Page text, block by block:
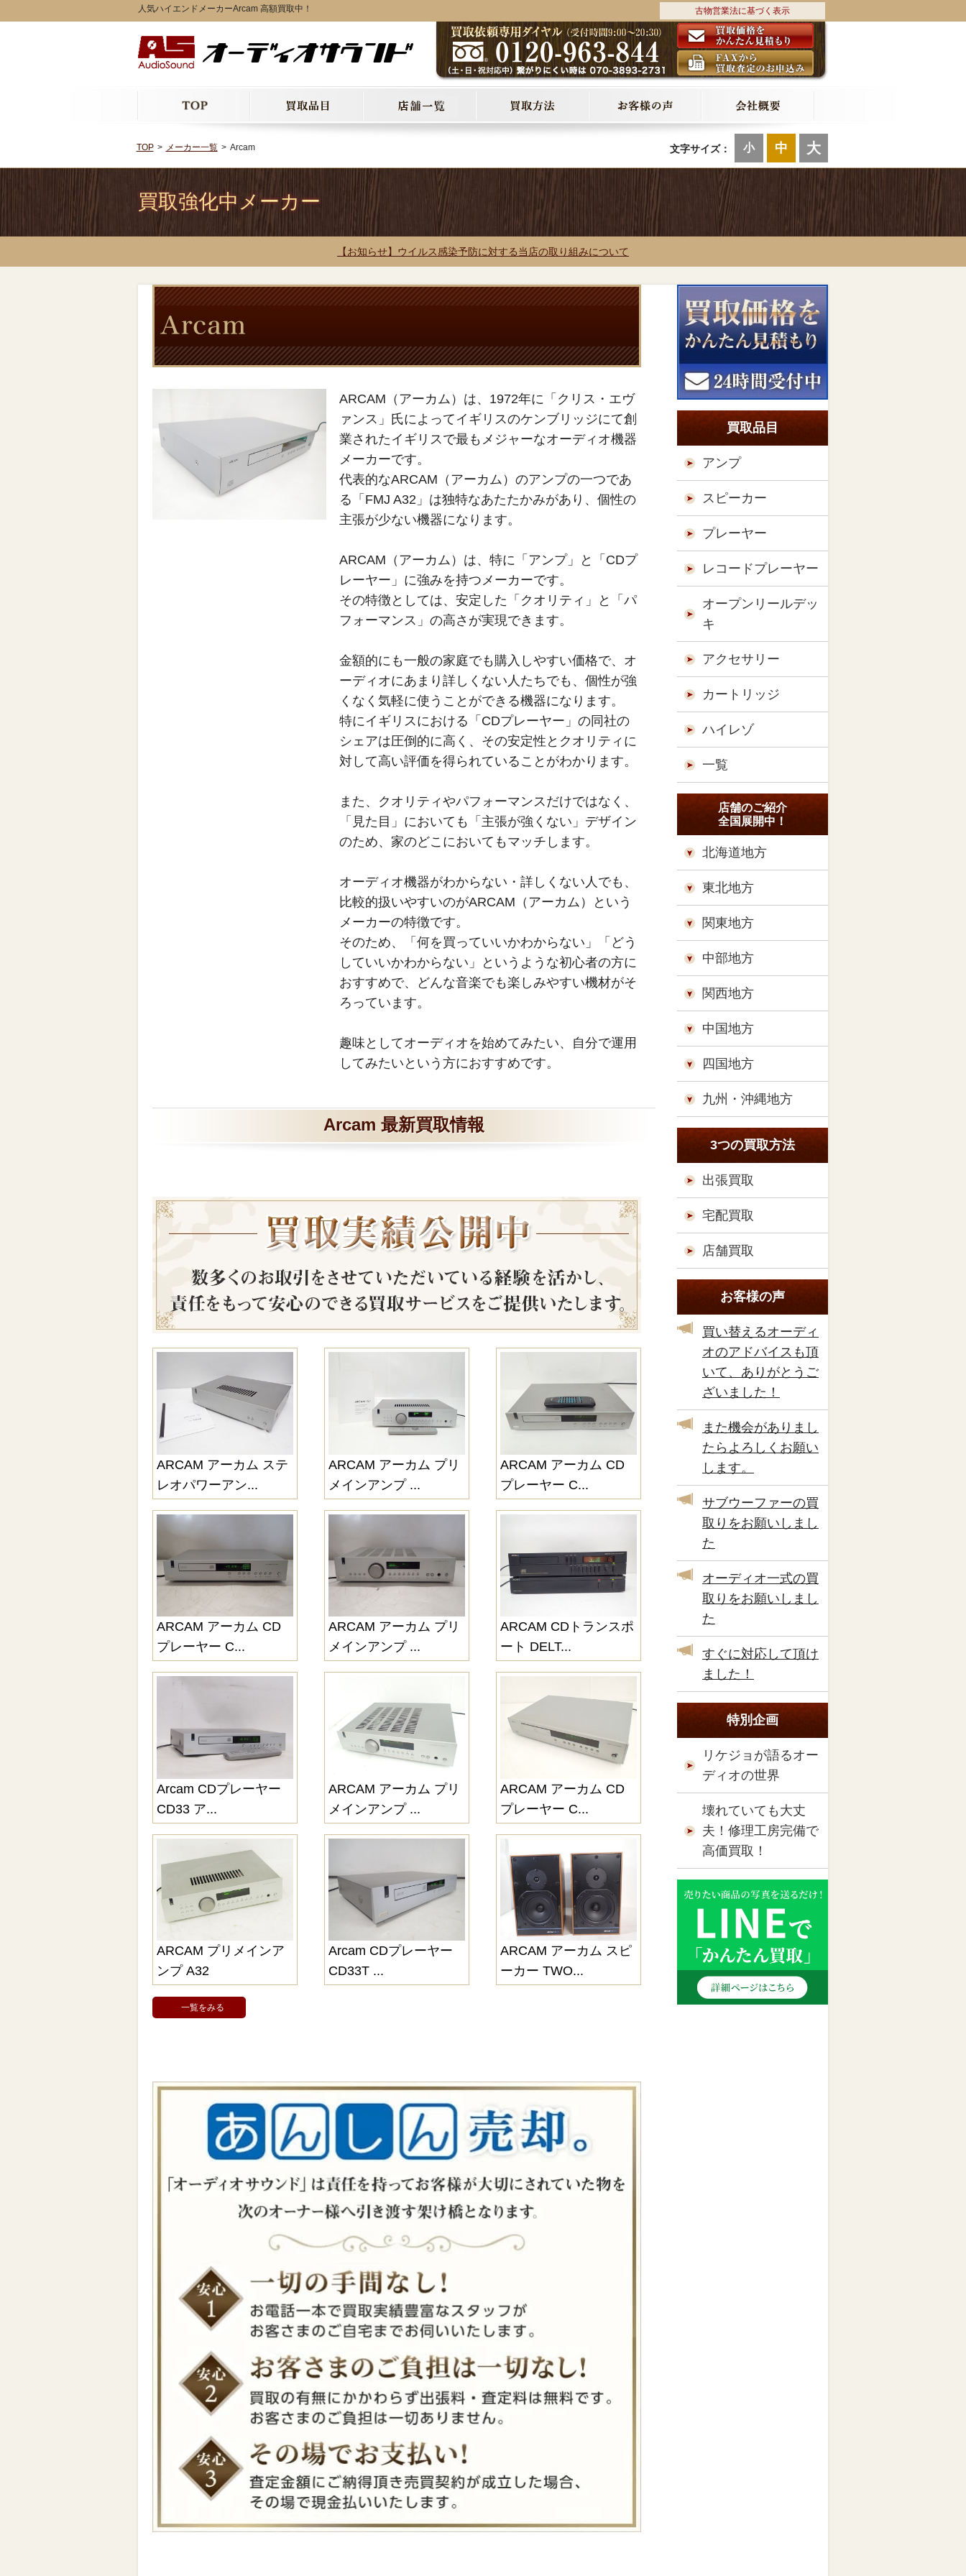
人気ハイエンドメーカーArcam 高額買取中！ 古物営業法に基づく表示
文字サイズ： 小 中 大
TOP メーカー一覧 Arcam
買取強化中メーカー
【お知らせ】ウイルス感染予防に対する当店の取り組みについて
ARCAM（アーカム）は、1972年に「クリス・エヴ
ァンス」氏によってイギリスのケンブリッジにて創
業されたイギリスで最もメジャーなオーディオ機器
メーカーです。
代表的なARCAM（アーカム）のアンプの一つであ
る「FMJ A32」は独特なあたたかみがあり、個性の
主張が少ない機器になります。
ARCAM（アーカム）は、特に「アンプ」と「CDプ
レーヤー」に強みを持つメーカーです。
その特徴としては、安定した「クオリティ」と「パ
フォーマンス」の高さが実現できます。
金額的にも一般の家庭でも購入しやすい価格で、オ
ーディオにあまり詳しくない人たちでも、個性が強
くなく気軽に使うことができる機器になります。
特にイギリスにおける「CDプレーヤー」の同社の
シェアは圧倒的に高く、その安定性とクオリティに
対して高い評価を得られていることがわかります。
また、クオリティやパフォーマンスだけではなく、
「見た目」においても「主張が強くない」デザイン
のため、家のどこにおいてもマッチします。
オーディオ機器がわからない・詳しくない人でも、
比較的扱いやすいのがARCAM（アーカム）という
メーカーの特徴です。
そのため、「何を買っていいかわからない」「どう
していいかわからない」というような初心者の方に
おすすめで、どんな音楽でも楽しみやすい機材がそ
ろっています。
趣味としてオーディオを始めてみたい、自分で運用
してみたいという方におすすめです。
Arcam 最新買取情報
ARCAM アーカム ステ
レオパワーアン...
ARCAM アーカム プリ
メインアンプ ...
ARCAM アーカム CD
プレーヤー C...
ARCAM アーカム CD
プレーヤー C...
ARCAM アーカム プリ
メインアンプ ...
ARCAM CDトランスポ
ート DELT...
Arcam CDプレーヤー
CD33 ア...
ARCAM アーカム プリ
メインアンプ ...
ARCAM アーカム CD
プレーヤー C...
ARCAM プリメインア
ンプ A32
Arcam CDプレーヤー
CD33T ...
ARCAM アーカム スピ
ーカー TWO...
一覧をみる
買取品目
アンプ
スピーカー
プレーヤー
レコードプレーヤー
オープンリールデッ
キ
アクセサリー
カートリッジ
ハイレゾ
一覧
店舗のご紹介
全国展開中！
北海道地方
東北地方
関東地方
中部地方
関西地方
中国地方
四国地方
九州・沖縄地方
3つの買取方法
出張買取
宅配買取
店舗買取
お客様の声
買い替えるオーディ
オのアドバイスも頂
いて、ありがとうご
ざいました！
また機会がありまし
たらよろしくお願い
します。
サブウーファーの買
取りをお願いしまし
た
オーディオ一式の買
取りをお願いしまし
た
すぐに対応して頂け
ました！
特別企画
リケジョが語るオー
ディオの世界
壊れていても大丈
夫！修理工房完備で
高価買取！